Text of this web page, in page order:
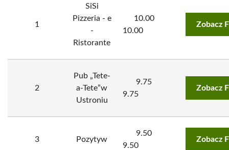
1
SiSi
Pizzeria - e
-
Ristorante
10.00
10.00
Zobacz
2
Pub „Tete-
a-Tete”w
Ustroniu
9.75
9.75
Zobacz
3 Pozytyw
9.50
9.50
Zobacz